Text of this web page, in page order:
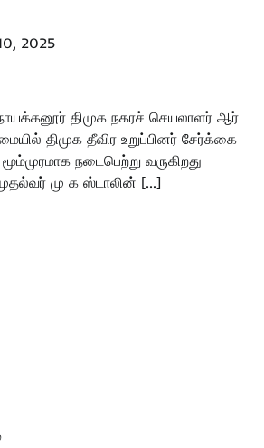
2025
திமுக நகரச் செயலாளர் ஆர்
திமுக தீவிர உறுப்பினர் சேர்க்கை
நடைபெற்று வருகிறது
மு க ஸ்டாலின் […]